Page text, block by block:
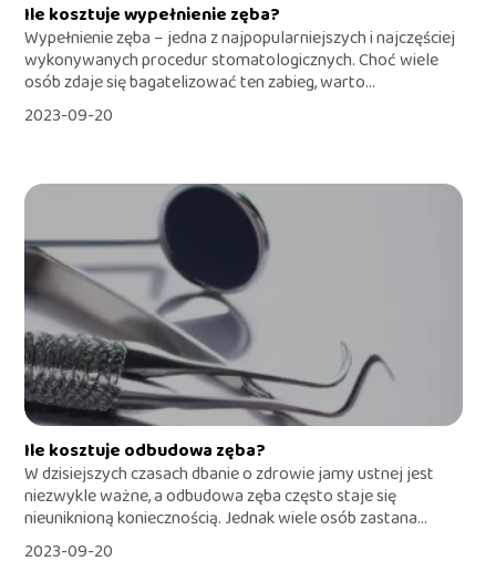
Ile kosztuje wypełnienie zęba?
Wypełnienie zęba – jedna z najpopularniejszych i najczęściej
wykonywanych procedur stomatologicznych. Choć wiele
osób zdaje się bagatelizować ten zabieg, warto...
2023-09-20
Ile kosztuje odbudowa zęba?
W dzisiejszych czasach dbanie o zdrowie jamy ustnej jest
niezwykle ważne, a odbudowa zęba często staje się
nieuniknioną koniecznością. Jednak wiele osób zastana...
2023-09-20